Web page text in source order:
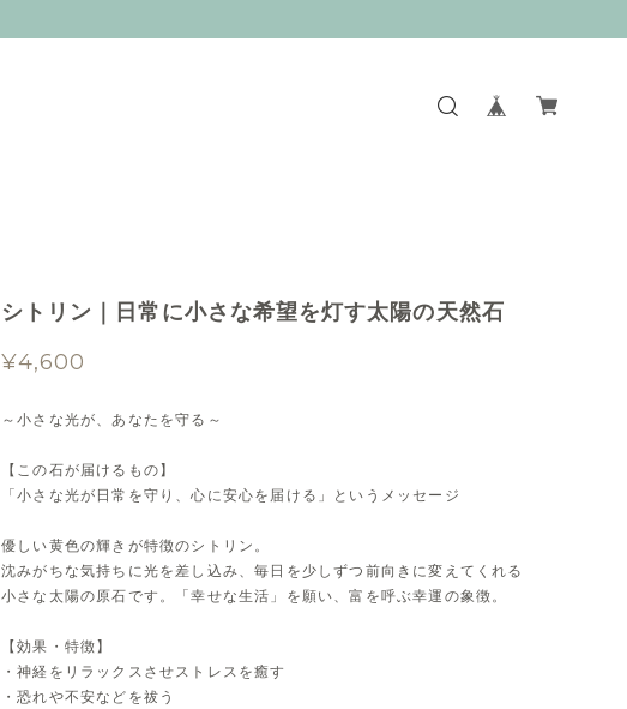
シトリン｜日常に小さな希望を灯す太陽の天然石
¥4,600
～小さな光が、あなたを守る～
【この石が届けるもの】
「小さな光が日常を守り、心に安心を届ける」というメッセージ
優しい黄色の輝きが特徴のシトリン。
沈みがちな気持ちに光を差し込み、毎日を少しずつ前向きに変えてくれる
小さな太陽の原石です。「幸せな生活」を願い、富を呼ぶ幸運の象徴。
【効果・特徴】
・神経をリラックスさせストレスを癒す
・恐れや不安などを祓う